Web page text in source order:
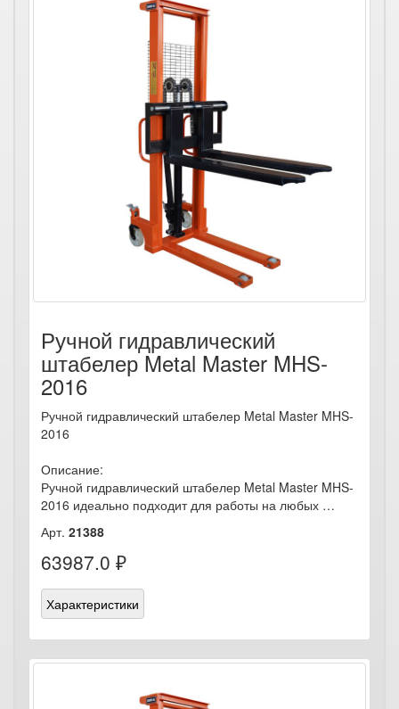
Ручной гидравлический
штабелер Metal Master MHS-
2016
Ручной гидравлический штабелер Metal Master MHS-
2016
Описание:
Ручной гидравлический штабелер Metal Master MHS-
2016 идеально подходит для работы на любых …
Арт. 21388
63987.0 ₽
Характеристики